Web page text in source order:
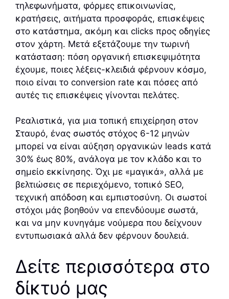
τηλεφωνήματα, φόρμες επικοινωνίας,
κρατήσεις, αιτήματα προσφοράς, επισκέψεις
στο κατάστημα, ακόμη και clicks προς οδηγίες
στον χάρτη. Μετά εξετάζουμε την τωρινή
κατάσταση: πόση οργανική επισκεψιμότητα
έχουμε, ποιες λέξεις-κλειδιά φέρνουν κόσμο,
ποιο είναι το conversion rate και πόσες από
αυτές τις επισκέψεις γίνονται πελάτες.
Ρεαλιστικά, για μια τοπική επιχείρηση στον
Σταυρό, ένας σωστός στόχος 6-12 μηνών
μπορεί να είναι αύξηση οργανικών leads κατά
30% έως 80%, ανάλογα με τον κλάδο και το
σημείο εκκίνησης. Όχι με «μαγικά», αλλά με
βελτιώσεις σε περιεχόμενο, τοπικό SEO,
τεχνική απόδοση και εμπιστοσύνη. Οι σωστοί
στόχοι μάς βοηθούν να επενδύουμε σωστά,
και να μην κυνηγάμε νούμερα που δείχνουν
εντυπωσιακά αλλά δεν φέρνουν δουλειά.
Δείτε περισσότερα στο
δίκτυό μας